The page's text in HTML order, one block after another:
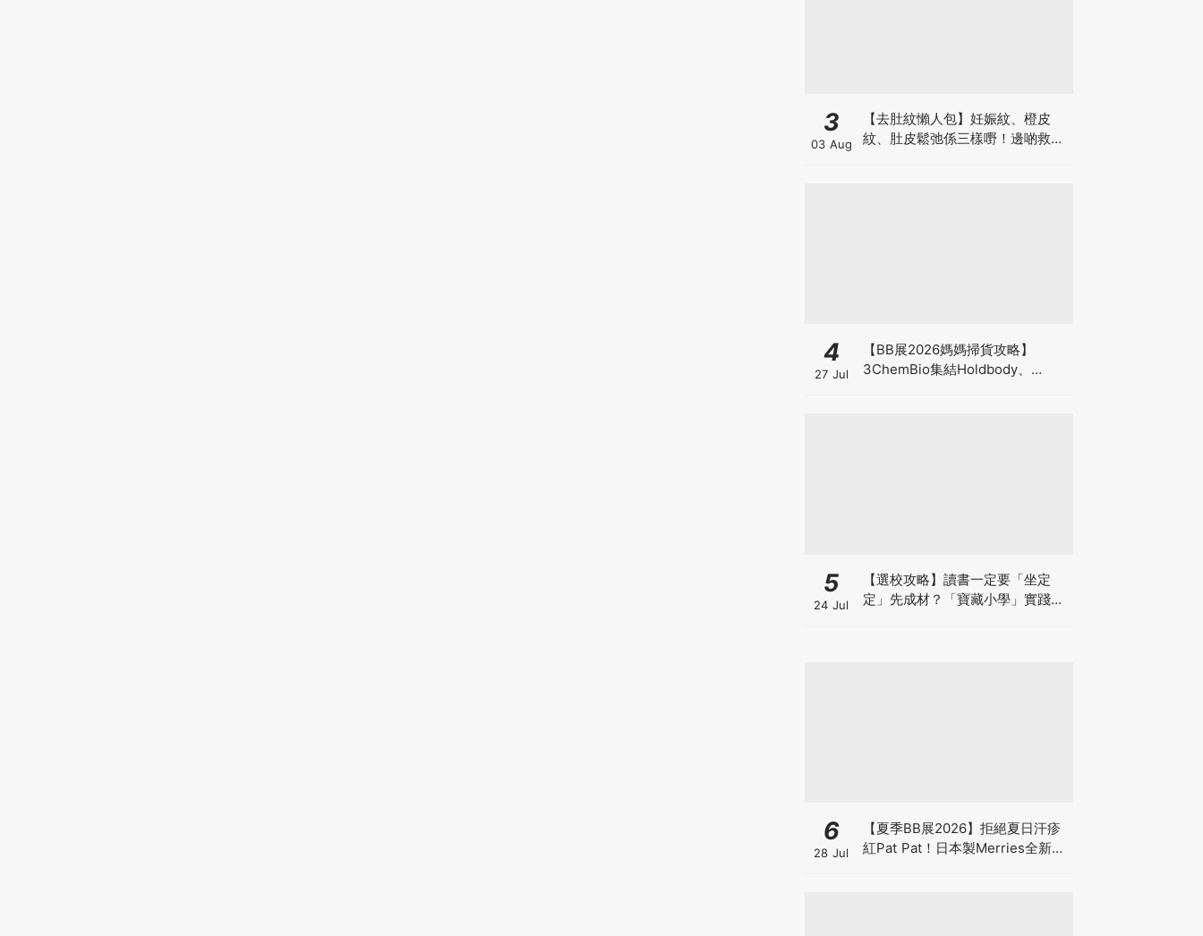
3
03 Aug
【去肚紋懶人包】妊娠紋、橙皮
紋、肚皮鬆弛係三樣嘢！邊啲救得
4
27 Jul
【BB展2026媽媽掃貨攻略】
3ChemBio集結Holdbody、
5
24 Jul
【選校攻略】讀書一定要「坐定
定」先成材？「寶藏小學」實踐動
6
28 Jul
【夏季BB展2026】拒絕夏日汗疹
紅Pat Pat！日本製Merries全新超